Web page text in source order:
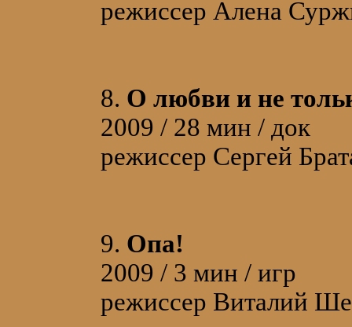
режиссер Алена
8. О любви и не
2009 / 28 мин / док
режиссер Сергей
9. Опа!
2009 / 3 мин / игр
режиссер Виталий